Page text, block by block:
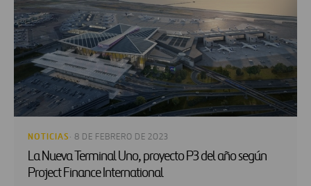
NOTICIAS · 8 DE FEBRERO DE 2023
La Nueva Terminal Uno, proyecto P3 del año según
Project Finance International